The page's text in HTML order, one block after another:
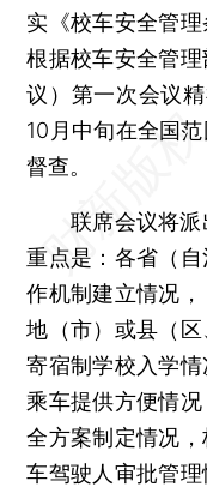
实《校车安全管
根据校车安全管
议）第一次会议
10月中旬在全国
督查。
联席会议将派
重点是：各省（
作机制建立情况
地（市）或县（
寄宿制学校入学
乘车提供方便情
全方案制定情况
车驾驶人审批管